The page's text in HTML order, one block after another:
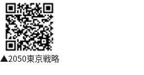
▲2050東京戦略